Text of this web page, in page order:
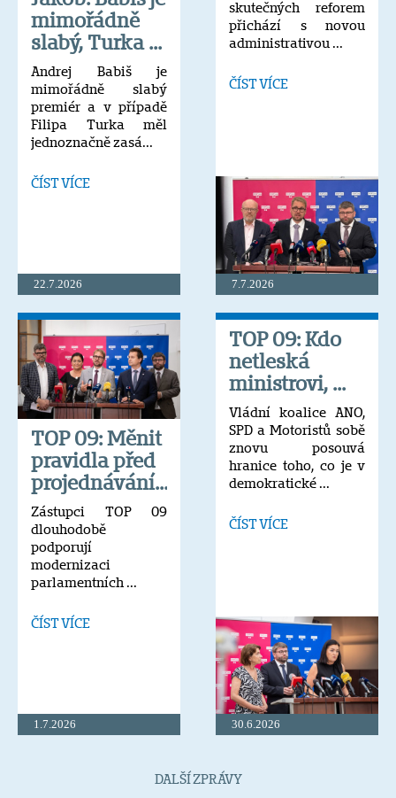
mimořádně
slabý, Turka ...
Andrej Babiš je
mimořádně slabý
premiér a v případě
Filipa Turka měl
jednoznačně zasá...
ČÍST VÍCE
22.7.2026
skutečných reforem
přichází s novou
administrativou ...
ČÍST VÍCE
7.7.2026
TOP 09: Měnit
pravidla před
projednávání...
Zástupci TOP 09
dlouhodobě
podporují
modernizaci
parlamentních ...
ČÍST VÍCE
1.7.2026
TOP 09: Kdo
netleská
ministrovi, ...
Vládní koalice ANO,
SPD a Motoristů sobě
znovu posouvá
hranice toho, co je v
demokratické ...
ČÍST VÍCE
30.6.2026
DALŠÍ ZPRÁVY